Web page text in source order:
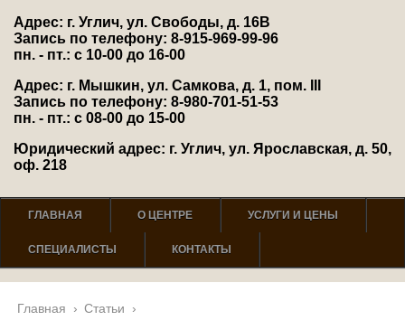
Адрес: г. Углич, ул. Свободы, д. 16В
Запись по телефону: 8-915-969-99-96
пн. - пт.: с 10-00 до 16-00
Адрес: г. Мышкин, ул. Самкова, д. 1, пом. III
Запись по телефону: 8-980-701-51-53
пн. - пт.: с 08-00 до 15-00
Юридический адрес: г. Углич, ул. Ярославская, д. 50,
оф. 218
ГЛАВНАЯ О ЦЕНТРЕ УСЛУГИ И ЦЕНЫ
СПЕЦИАЛИСТЫ КОНТАКТЫ
Главная › Статьи ›